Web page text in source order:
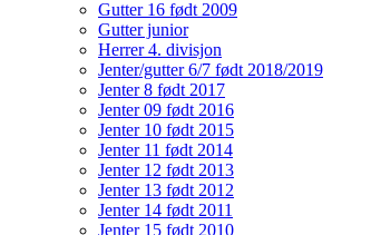
Gutter 16 født 2009
Gutter junior
Herrer 4. divisjon
Jenter/gutter 6/7 født 2018/2019
Jenter 8 født 2017
Jenter 09 født 2016
Jenter 10 født 2015
Jenter 11 født 2014
Jenter 12 født 2013
Jenter 13 født 2012
Jenter 14 født 2011
Jenter 15 født 2010